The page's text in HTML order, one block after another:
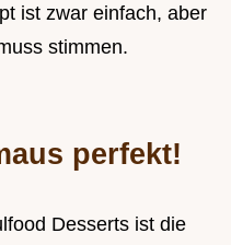
ist zwar einfach, aber
stimmen.
perfekt!
Desserts ist die